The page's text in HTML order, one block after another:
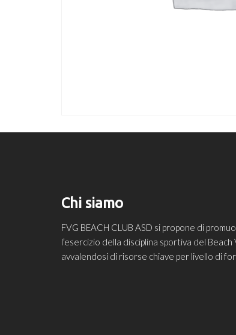
Chi siamo
FVG BEACH CLUB ASD si propone di
l’esercizio della disciplina sportiva del
avvalendosi di risorse chiave per livello di